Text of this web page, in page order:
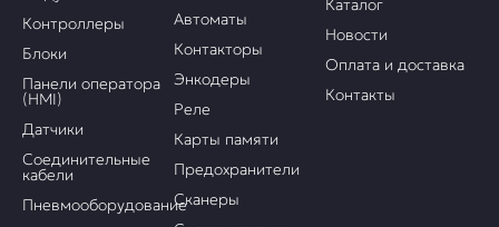
Контроллеры
Блоки
Панели оператора
(HMI)
Датчики
Соединительные
кабели
Пневмооборудование
Автоматы
Контакторы
Энкодеры
Реле
Карты памяти
Предохранители
Сканеры
Каталог
Новости
Оплата и доставка
Контакты